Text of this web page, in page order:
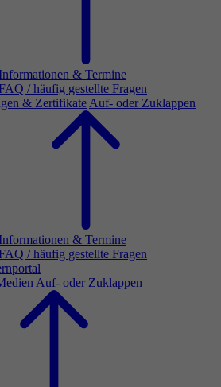
Informationen & Termine
/ häufig gestellte Fragen
& Zertifikate Auf- oder Zuklappen
Informationen & Termine
/ häufig gestellte Fragen
Auf- oder Zuklappen